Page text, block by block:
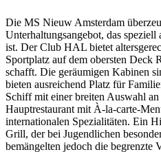
Die MS Nieuw Amsterdam
Unterhaltungsangebot, das speziell
ist. Der Club HAL bietet
Sportplatz auf dem obersten Deck
schafft. Die geräumigen Kabinen
bieten ausreichend Platz für
Schiff mit einer breiten Auswahl an
Hauptrestaurant mit À-la-carte-
internationalen Spezialitäten. Ein
Grill, der bei Jugendlichen
bemängelten jedoch die begrenzte